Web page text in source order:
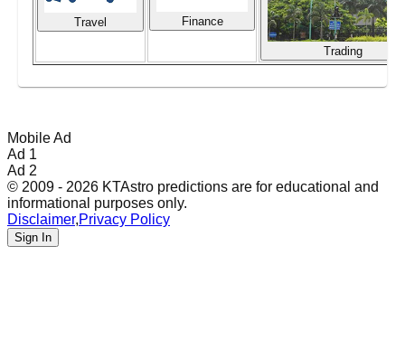
Travel Finance
Trading
Mobile Ad
Ad 1
Ad 2
© 2009 - 2026 KTAstro predictions are for educational and
informational purposes only.
Disclaimer,Privacy Policy
Sign In